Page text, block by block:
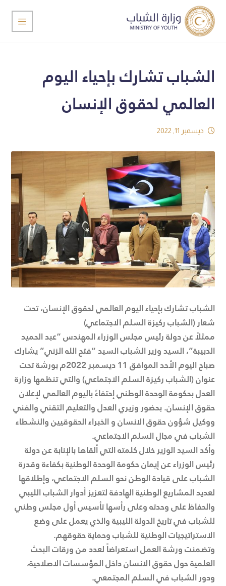
الشباب تشارك بإحياء اليوم
العالمي لحقوق الإنسان
ديسمبر 11, 2022
الشباب تشارك بإحياء اليوم العالمي لحقوق الإنسان، تحت
شعار (الشباب ركيزة السلم الاجتماعي)
ممثلاً عن دولة رئيس مجلس الوزراء المهندس “عبد الحميد
الدبيبة”، السيد وزير الشباب السيد “فتح الله الزني” يشارك
صباح اليوم الأحد الموافق 11 ديسمبر 2022م بورشة تحت
عنوان (الشباب ركيزة السلم الاجتماعي) والتي تنظمها وزارة
العدل بحكومة الوحدة الوطني إحتفاءً باليوم العالمي لإعلان
حقوق الإنسان. بحضور وزيري العدل والتعليم التقني والفني
ووكيل شؤون حقوق الانسان و الخبراء الحقوقيين والنشطاء
الشباب في مجال السلم الاجتماعي.
وأكد السيد الوزير خلال كلمته التي ألقاها بالإنابة عن دولة
رئيس الوزراء عن إيمان حكومة الوحدة الوطنية بكفاءة وقدرة
الشباب على قيادة الوطن نحو السلم الاجتماعي، وإطلاقها
لعديد المشاريع الوطنية الهادفة لتعزيز أدوار الشباب الليبي
والحفاظ على وحدته وعلى رأسها تأسيس أول مجلس وطني
للشباب في تاريخ الدولة الليبية والذي يعمل على وضع
الاستراتيجيات الوطنية للشباب وحماية حقوقهم.
وتضمنت ورشة العمل استعراضاً لعدد من ورقات البحث
العلمية حول حقوق الانسان داخل المؤسسات الاصلاحية،
ودور الشباب في السلم المجتمعي.